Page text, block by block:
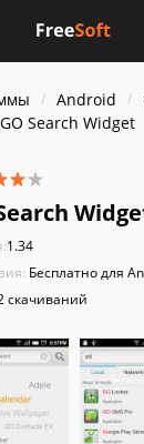
Android
GO Search Widget
1.34
Бесплатно для
скачиваний